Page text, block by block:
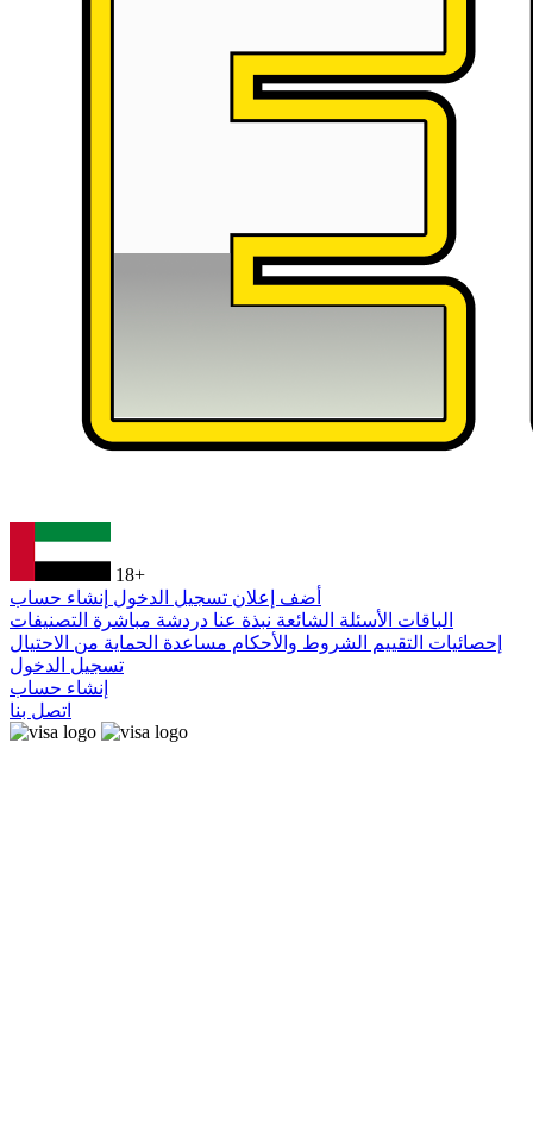
18+
أضف إعلان تسجيل الدخول إنشاء حساب
الباقات الأسئلة الشائعة نبذة عنا دردشة مباشرة التصنيفات
إحصائيات التقييم
الشروط والأحكام مساعدة الحماية من الاحتيال
تسجيل الدخول
إنشاء حساب
اتصل بنا